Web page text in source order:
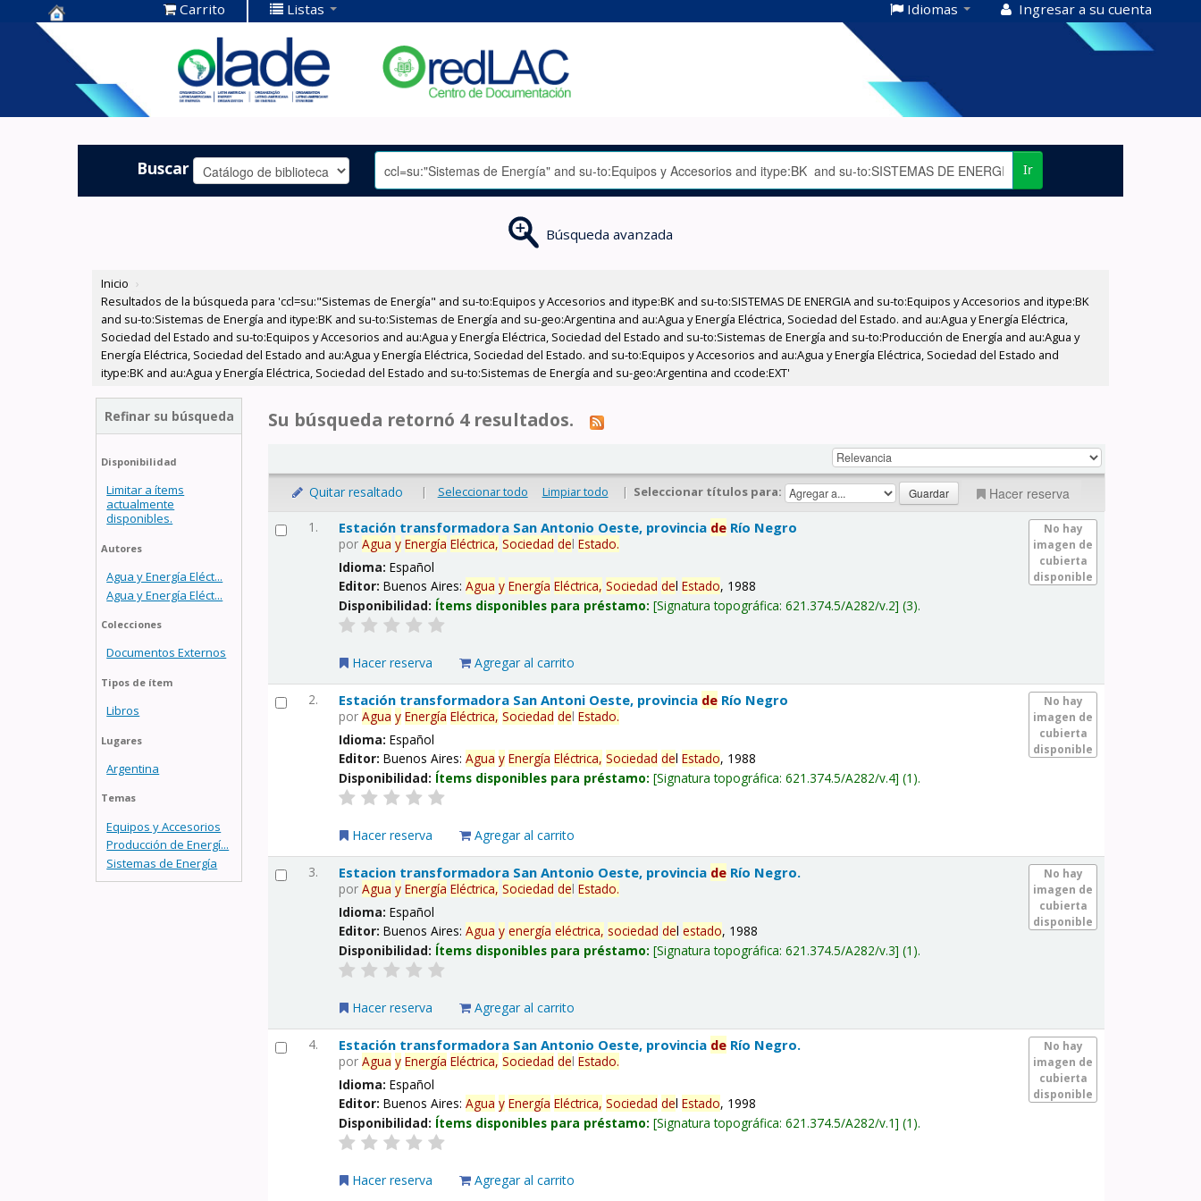
Centro de
Documentación
OLADE -
Carrito Listas Idiomas Ingresar a su cuenta
Buscar Ir
Búsqueda avanzada
Inicio ›
Resultados de la búsqueda para 'ccl=su:"Sistemas de Energía" and su-to:Equipos y Accesorios and itype:BK and su-to:SISTEMAS DE ENERGIA and su-to:Equipos y Accesorios and itype:BK
and su-to:Sistemas de Energía and itype:BK and su-to:Sistemas de Energía and su-geo:Argentina and au:Agua y Energía Eléctrica, Sociedad del Estado. and au:Agua y Energía Eléctrica,
Sociedad del Estado and su-to:Equipos y Accesorios and au:Agua y Energía Eléctrica, Sociedad del Estado and su-to:Sistemas de Energía and su-to:Producción de Energía and au:Agua y
Energía Eléctrica, Sociedad del Estado and au:Agua y Energía Eléctrica, Sociedad del Estado. and su-to:Equipos y Accesorios and au:Agua y Energía Eléctrica, Sociedad del Estado and
itype:BK and au:Agua y Energía Eléctrica, Sociedad del Estado and su-to:Sistemas de Energía and su-geo:Argentina and ccode:EXT'
Refinar su búsqueda
Disponibilidad
Limitar a ítems
actualmente
disponibles.
Autores
Agua y Energía Eléct...
Agua y Energía Eléct...
Colecciones
Documentos Externos
Tipos de ítem
Libros
Lugares
Argentina
Temas
Equipos y Accesorios
Producción de Energí...
Sistemas de Energía
Su búsqueda retornó 4 resultados.
Quitar resaltado | Seleccionar todo Limpiar todo | Seleccionar títulos para: Hacer reserva
1.
No hay
imagen de
cubierta
disponible
Estación transformadora San Antonio Oeste, provincia de Río Negro
porAgua y Energía Eléctrica, Sociedad delEstado.
Idioma:Español
Editor:Buenos Aires:Agua y Energía Eléctrica, Sociedad delEstado, 1988
Disponibilidad: Ítems disponibles para préstamo: Signatura topográfica:621.374.5/A282/v.2 (3).
Hacer reserva Agregar al carrito
2.
No hay
imagen de
cubierta
disponible
Estación transformadora San Antoni Oeste, provincia de Río Negro
porAgua y Energía Eléctrica, Sociedad delEstado.
Idioma:Español
Editor:Buenos Aires:Agua y Energía Eléctrica, Sociedad delEstado, 1988
Disponibilidad: Ítems disponibles para préstamo: Signatura topográfica:621.374.5/A282/v.4 (1).
Hacer reserva Agregar al carrito
3.
No hay
imagen de
cubierta
disponible
Estacion transformadora San Antonio Oeste, provincia de Río Negro.
porAgua y Energía Eléctrica, Sociedad delEstado.
Idioma:Español
Editor:Buenos Aires:Agua y energía eléctrica, sociedad delestado, 1988
Disponibilidad: Ítems disponibles para préstamo: Signatura topográfica:621.374.5/A282/v.3 (1).
Hacer reserva Agregar al carrito
4.
No hay
imagen de
cubierta
disponible
Estación transformadora San Antonio Oeste, provincia de Río Negro.
porAgua y Energía Eléctrica, Sociedad delEstado.
Idioma:Español
Editor:Buenos Aires:Agua y Energía Eléctrica, Sociedad delEstado, 1998
Disponibilidad: Ítems disponibles para préstamo: Signatura topográfica:621.374.5/A282/v.1 (1).
Hacer reserva Agregar al carrito